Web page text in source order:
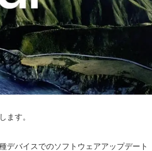
ます。
デバイスでのソフトウェアアップデート